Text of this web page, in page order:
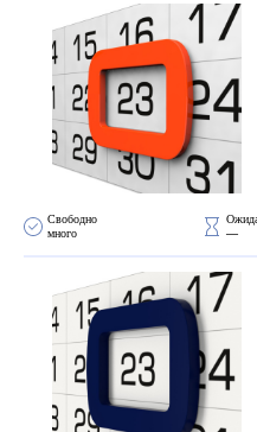
Свободно
много
—